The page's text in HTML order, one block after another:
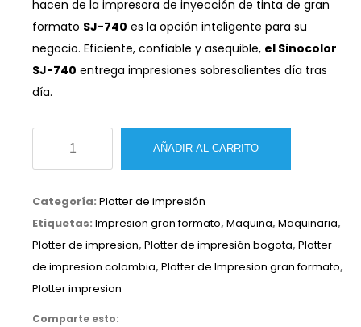
hacen de la impresora de inyección de tinta de gran
formato SJ-740 es la opción inteligente para su
negocio. Eficiente, confiable y asequible, el Sinocolor
SJ-740 entrega impresiones sobresalientes día tras
día.
SINOCOLOR
SJ-
740
cantidad
AÑADIR AL CARRITO
Categoría: Plotter de impresión
Etiquetas: Impresion gran formato, Maquina, Maquinaria,
Plotter de impresion, Plotter de impresión bogota, Plotter
de impresion colombia, Plotter de Impresion gran formato,
Plotter impresion
Comparte esto: